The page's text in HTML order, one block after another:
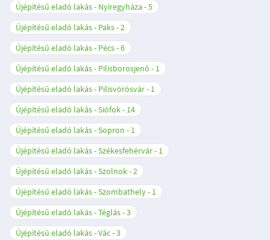
Újépítésű eladó lakás - Nyíregyháza 5
Újépítésű eladó lakás - Paks 2
Újépítésű eladó lakás - Pécs 6
Újépítésű eladó lakás - Pilisborosjenő
1
Újépítésű eladó lakás - Pilisvörösvár
1
Újépítésű eladó lakás - Siófok
14
Újépítésű eladó lakás - Sopron
1
Újépítésű eladó lakás - Székesfehérvár
1
Újépítésű eladó lakás - Szolnok 2
Újépítésű eladó lakás - Szombathely
1
Újépítésű eladó lakás - Téglás 3
Újépítésű eladó lakás - Vác 3